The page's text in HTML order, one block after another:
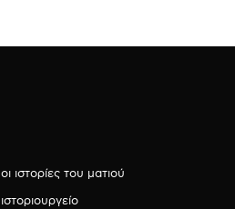
οι ιστορίες του ματιού
ιστοριουργείο